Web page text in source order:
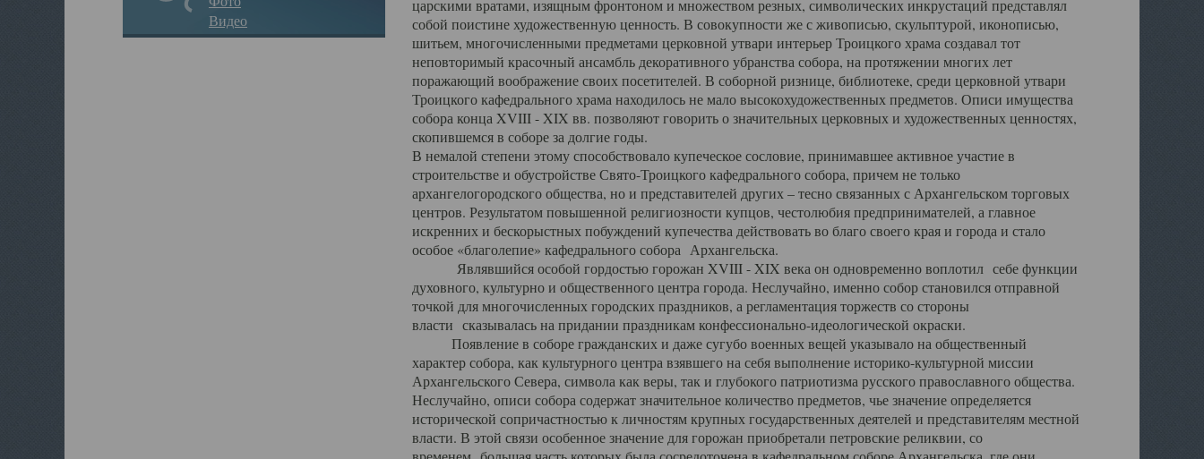
Видео
царскими вратами, изящным фронтоном и множеством резных, символических инкрустаций представлял
собой поистине художественную ценность. В совокупности же с живописью, скульптурой, иконописью,
шитьем, многочисленными предметами церковной утвари интерьер Троицкого храма создавал тот
неповторимый красочный ансамбль декоративного убранства собора, на протяжении многих лет
поражающий воображение своих посетителей. В соборной ризнице, библиотеке, среди церковной утвари
Троицкого кафедрального храма находилось не мало высокохудожественных предметов. Описи имущества
собора конца XVIII - XIX вв. позволяют говорить о значительных церковных и художественных ценностях,
скопившемся в соборе за долгие годы.
В немалой степени этому способствовало купеческое сословие, принимавшее активное участие в
строительстве и обустройстве Свято-Троицкого кафедрального собора, причем не только
архангелогородского общества, но и представителей других – тесно связанных с Архангельском торговых
центров. Результатом повышенной религиозности купцов, честолюбия предпринимателей, а главное
искренних и бескорыстных побуждений купечества действовать во благо своего края и города и стало
особое «благолепие» кафедрального собора Архангельска.
Являвшийся особой гордостью горожан XVIII - XIX века он одновременно воплотил себе функции
духовного, культурно и общественного центра города. Неслучайно, именно собор становился отправной
точкой для многочисленных городских праздников, а регламентация торжеств со стороны
власти сказывалась на придании праздникам конфессионально-идеологической окраски.
Появление в соборе гражданских и даже сугубо военных вещей указывало на общественный
характер собора, как культурного центра взявшего на себя выполнение историко-культурной миссии
Архангельского Севера, символа как веры, так и глубокого патриотизма русского православного общества.
Неслучайно, описи собора содержат значительное количество предметов, чье значение определяется
исторической сопричастностью к личностям крупных государственных деятелей и представителям местной
власти. В этой связи особенное значение для горожан приобретали петровские реликвии, со